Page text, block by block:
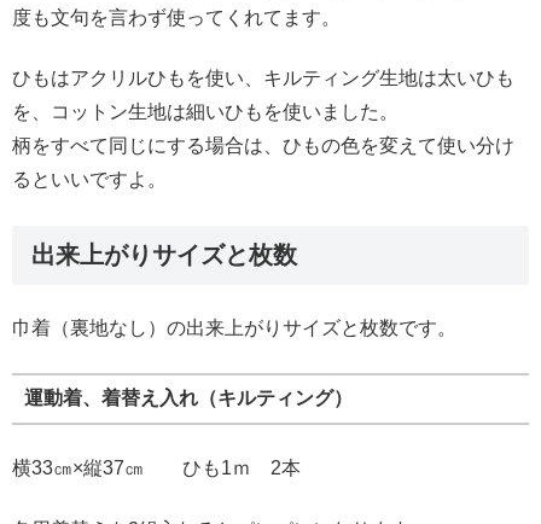
度も文句を言わず使ってくれてます。
ひもはアクリルひもを使い、キルティング生地は太いひも
を、コットン生地は細いひもを使いました。
柄をすべて同じにする場合は、ひもの色を変えて使い分け
るといいですよ。
出来上がりサイズと枚数
巾着（裏地なし）の出来上がりサイズと枚数です。
運動着、着替え入れ（キルティング）
横33㎝×縦37㎝ ひも1ｍ 2本